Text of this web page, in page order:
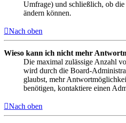
Umfrage) und schließlich, ob
ändern können.
Nach oben
Wieso kann ich nicht mehr
Die maximal zulässige Anzahl
wird durch die Board-
glaubst, mehr
benötigen, kontaktiere einen
Nach oben